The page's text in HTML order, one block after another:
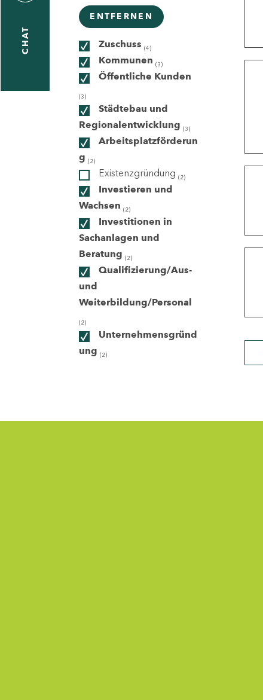
CHAT
ENTFERNEN
Zuschuss (4)
Kommunen (3)
Öffentliche Kunden
(3)
Städtebau und
Regionalentwicklung (3)
Arbeitsplatzförderun
g (2)
Existenzgründung (2)
Investieren und
Wachsen (2)
Investitionen in
Sachanlagen und
Beratung (2)
Qualifizierung/Aus-
und
Weiterbildung/Personal
(2)
Unternehmensgründ
ung (2)